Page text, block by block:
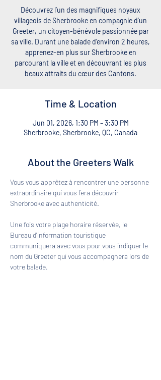
Découvrez l’un des magnifiques noyaux
villageois de Sherbrooke en compagnie d’un
Greeter, un citoyen-bénévole passionnée par
sa ville. Durant une balade d’environ 2 heures,
apprenez-en plus sur Sherbrooke en
parcourant la ville et en découvrant les plus
beaux attraits du cœur des Cantons.
Time & Location
Jun 01, 2026, 1:30 PM – 3:30 PM
Sherbrooke, Sherbrooke, QC, Canada
About the Greeters Walk
Vous vous apprêtez à rencontrer une personne
extraordinaire qui vous fera découvrir
Sherbrooke avec authenticité.
Une fois votre plage horaire réservée, le
Bureau d'information touristique
communiquera avec vous pour vous indiquer le
nom du Greeter qui vous accompagnera lors de
votre balade.